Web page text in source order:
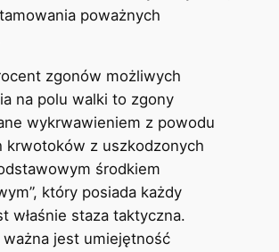
poważnych
zgonów możliwych
na polu walki to zgony
wykrwawieniem z powodu
krwotoków z uszkodzonych
środkiem
który posiada każdy
właśnie staza taktyczna.
ważna jest umiejętność